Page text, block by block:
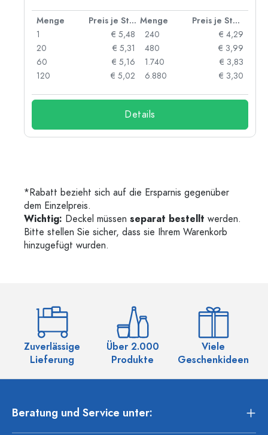
Menge Preis je Stück Menge
Preis je Stück
1
€ 5,48
20
€ 5,31
60
€ 5,16
120
€ 5,02
240
€ 4,29
480
€ 3,99
1.740
€ 3,83
6.880
€ 3,30
Details
*Rabatt bezieht sich auf die Ersparnis gegenüber
dem Einzelpreis.
Wichtig: Deckel müssen separat bestellt werden.
Bitte stellen Sie sicher, dass sie Ihrem Warenkorb
hinzugefügt wurden.
Zuverlässige
Lieferung
Über 2.000
Produkte
Viele
Geschenkideen
Beratung und Service unter: